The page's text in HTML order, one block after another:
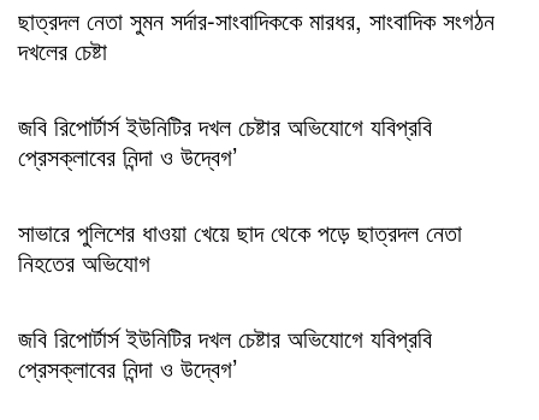
ছাত্রদল নেতা সুমন সর্দার-সাংবাদিককে মারধর, সাংবাদিক সংগঠন
দখলের চেষ্টা
জবি রিপোর্টার্স ইউনিটির দখল চেষ্টার অভিযোগে যবিপ্রবি
প্রেসক্লাবের নিন্দা ও উদ্বেগ’
সাভারে পুলিশের ধাওয়া খেয়ে ছাদ থেকে পড়ে ছাত্রদল নেতা
নিহতের অভিযোগ
জবি রিপোর্টার্স ইউনিটির দখল চেষ্টার অভিযোগে যবিপ্রবি
প্রেসক্লাবের নিন্দা ও উদ্বেগ’